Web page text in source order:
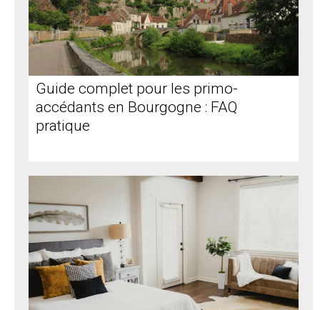
Guide complet pour les primo-
accédants en Bourgogne : FAQ
pratique